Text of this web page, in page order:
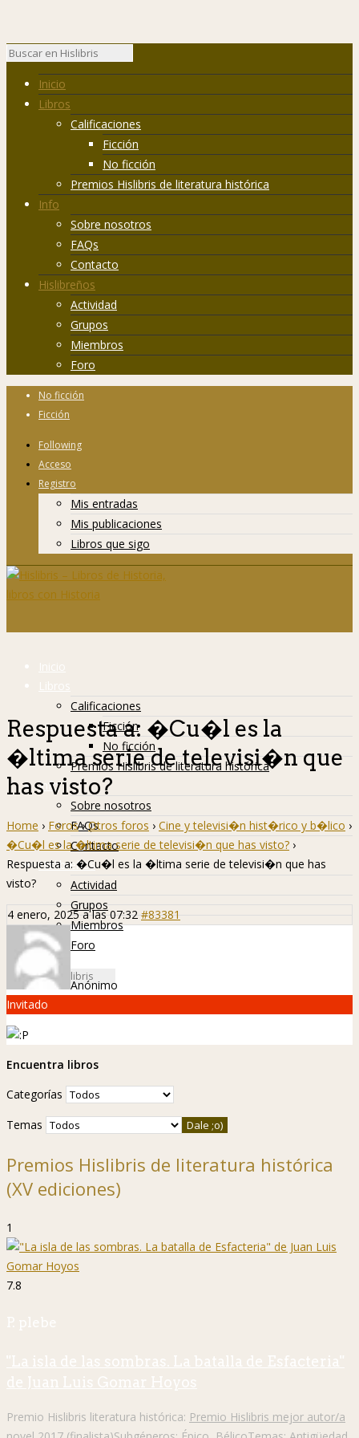
Inicio
Libros
Calificaciones
Ficción
No ficción
Premios Hislibris de literatura histórica
Info
Sobre nosotros
FAQs
Contacto
Hislibreños
Actividad
Grupos
Miembros
Foro
No ficción
Ficción
Following
Acceso
Registro
Mis entradas
Mis publicaciones
Libros que sigo
Inicio
Libros
Calificaciones
Ficción
No ficción
Premios Hislibris de literatura histórica
Info
Sobre nosotros
FAQs
Contacto
Hislibreños
Actividad
Grupos
Miembros
Foro
Respuesta a: �Cu�l es la
�ltima serie de televisi�n que
has visto?
Home › Foros › Otros foros › Cine y televisi�n hist�rico y b�lico ›
�Cu�l es la �ltima serie de televisi�n que has visto? ›
Respuesta a: �Cu�l es la �ltima serie de televisi�n que has
visto?
4 enero, 2025 a las 07:32 #83381
Anónimo
Invitado
Encuentra libros
Categorías
Temas
Premios Hislibris de literatura histórica
(XV ediciones)
1
7.8
P. plebe
"La isla de las sombras. La batalla de Esfacteria"
de Juan Luis Gomar Hoyos
Premio Hislibris literatura histórica: Premio Hislibris mejor autor/a